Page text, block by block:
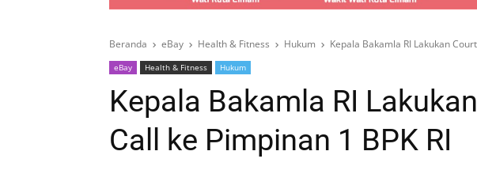
Beranda eBay Health & Fitness Hukum Kepala Bakamla RI Lakukan
eBay Health & Fitness Hukum
Kepala Bakamla RI
Call ke Pimpinan 1 BPK RI